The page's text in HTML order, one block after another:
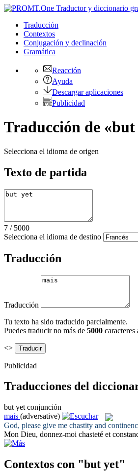
Traducción
Contextos
Conjugación y declinación
Gramática
Reacción
Ayuda
Descargar aplicaciones
Publicidad
Traducción de
Selecciona el idioma de origen
Texto de partida
7 / 5000
Selecciona el idioma de destino
Traducción
Traducción
Tu texto ha sido traducido parcialmente.
Puedes traducir no más de 5000 caracteres
<>
Publicidad
Traducciones del
but yet conjunción
mais (adversative)
God, please give me chastity and
Mon Dieu, donnez-moi chasteté et
Contextos con "but yet"